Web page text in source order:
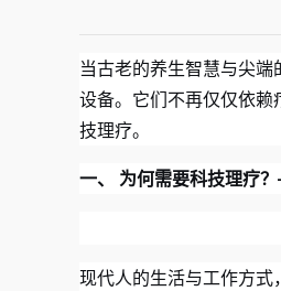
当古老的养生智慧与尖
设备。它们不再仅仅依
技理疗。
一、 为何需要科技理疗
现代人的生活与工作方